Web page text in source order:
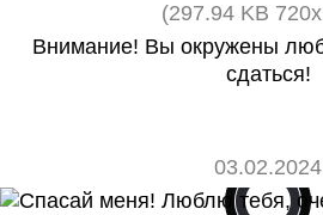
(297.94 KB
Внимание! Вы окружены
сдаться!
03.02.2024